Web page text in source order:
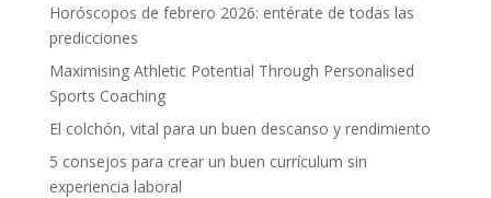
Horóscopos de febrero 2026: entérate de todas las
predicciones
Maximising Athletic Potential Through Personalised
Sports Coaching
El colchón, vital para un buen descanso y rendimiento
5 consejos para crear un buen currículum sin
experiencia laboral